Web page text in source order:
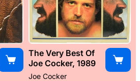
The Very Best Of
Joe Cocker, 1989
Joe Cocker